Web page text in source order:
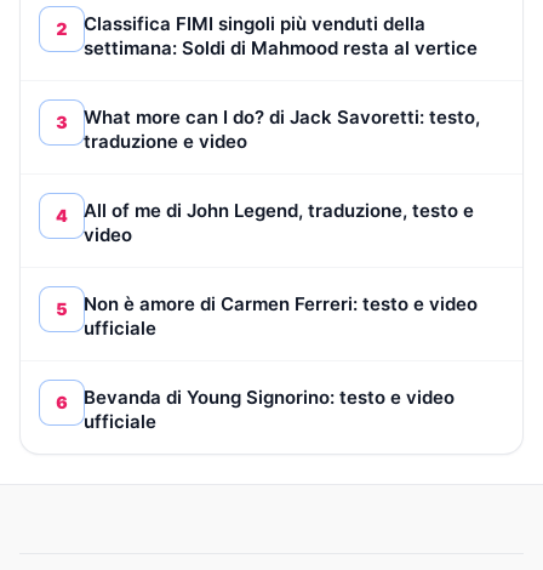
2
Classifica FIMI singoli più venduti della
settimana: Soldi di Mahmood resta al vertice
3
What more can I do? di Jack Savoretti: testo,
traduzione e video
4
All of me di John Legend, traduzione, testo e
video
5
Non è amore di Carmen Ferreri: testo e video
ufficiale
6
Bevanda di Young Signorino: testo e video
ufficiale